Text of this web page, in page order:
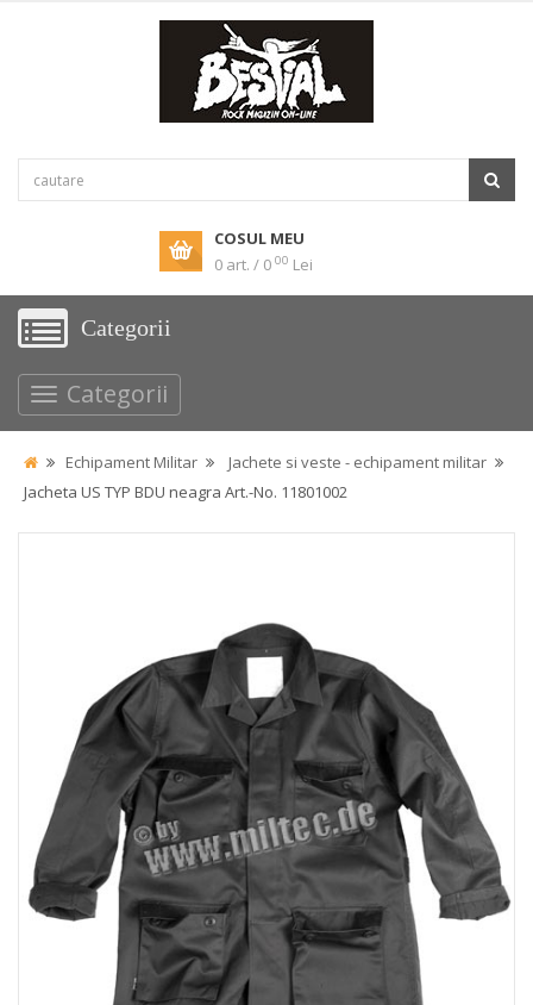
COSUL MEU
0 art. / 0 00 Lei
Categorii
Categorii
Echipament Militar
Jachete si veste - echipament militar
Jacheta US TYP BDU neagra Art.-No. 11801002